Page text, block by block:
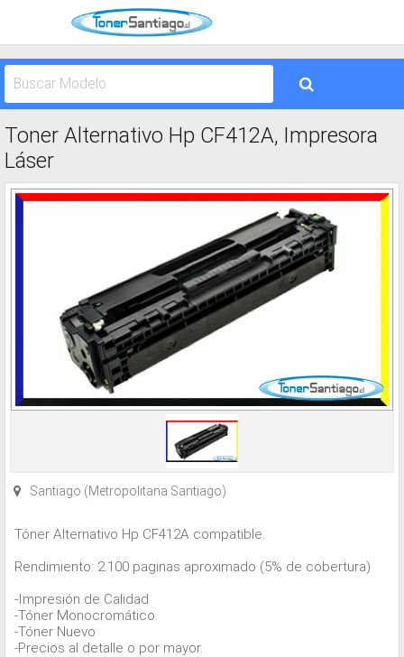
Toner Alternativo Hp CF412A, Impresora
Láser
Santiago (Metropolitana Santiago)
Tóner Alternativo Hp CF412A compatible.
Rendimiento: 2.100 paginas aproximado (5% de cobertura)
-Impresión de Calidad
-Tóner Monocromático.
-Tóner Nuevo
-Precios al detalle o por mayor.